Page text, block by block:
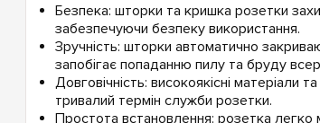
Безпека: шторки та кришка розетки
забезпечуючи безпеку використання.
Зручність: шторки автоматично
запобігає попаданню пилу та бруду
Довговічність: високоякісні матеріали
тривалий термін служби розетки.
Простота встановлення: розетка легко